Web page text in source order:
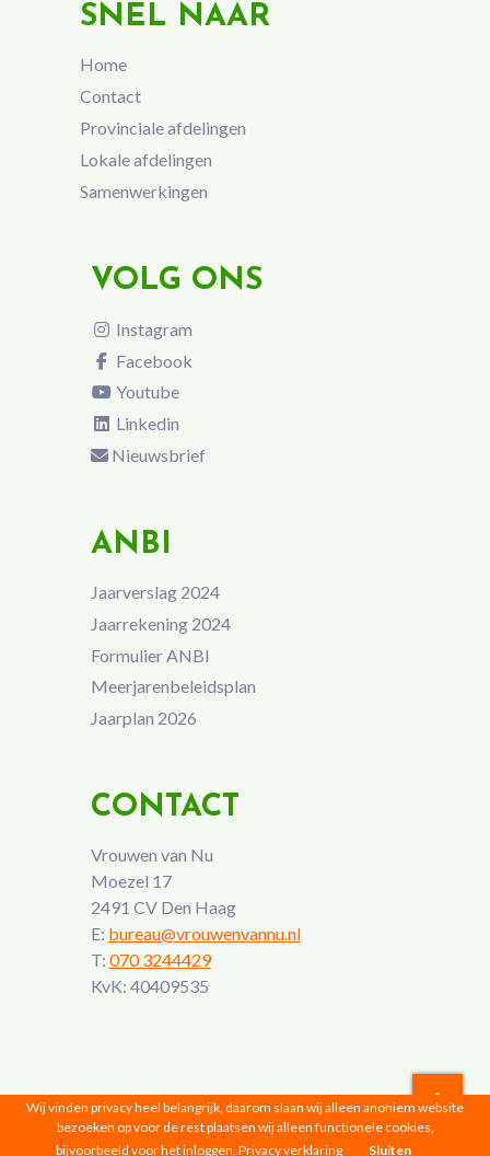
SNEL NAAR
Home
Contact
Provinciale afdelingen
Lokale afdelingen
Samenwerkingen
VOLG ONS
Instagram
Facebook
Youtube
Linkedin
Nieuwsbrief
ANBI
Jaarverslag 2024
Jaarrekening 2024
Formulier ANBI
Meerjarenbeleidsplan
Jaarplan 2026
CONTACT
Vrouwen van Nu
Moezel 17
2491 CV Den Haag
E: bureau@vrouwenvannu.nl
T: 070 3244429
KvK: 40409535
Vrouwen van Nu © 2026 |Privacyverklaring
Wij vinden privacy heel belangrijk, daarom slaan wij alleen anoniem website
bezoeken op voor de rest plaatsen wij alleen functionele cookies,
bijvoorbeeld voor het inloggen. Privacy verklaring Sluiten